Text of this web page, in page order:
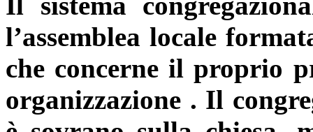
l’assemblea locale
che concerne il proprio
organizzazione . Il